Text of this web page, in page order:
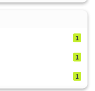
1
1
1